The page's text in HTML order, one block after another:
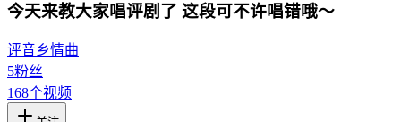
今天来教大家唱评剧了 这段可不许唱错哦～
评音乡情曲
5粉丝
168个视频